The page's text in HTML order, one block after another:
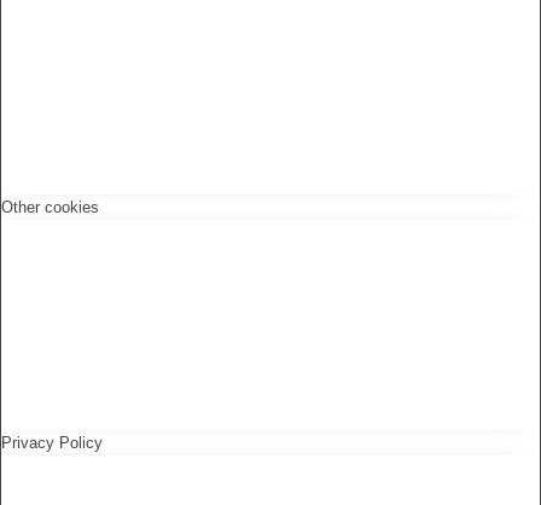
Other cookies
Privacy Policy